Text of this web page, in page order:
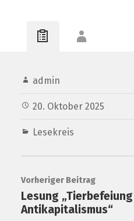
admin
20. Oktober 2025
Lesekreis
Vorheriger Beitrag
Lesung
Antikapitalismus“